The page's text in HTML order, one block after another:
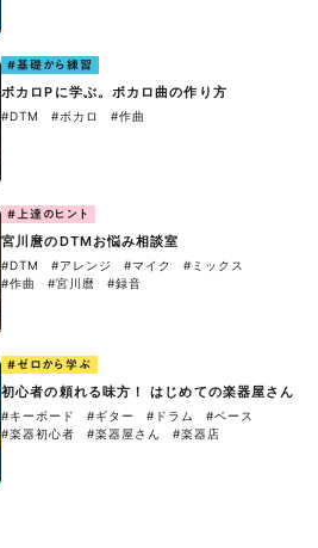
#基礎から練習
ボカロPに学ぶ。ボカロ曲の作り方
#DTM #ボカロ #作曲
#上達のヒント
宮川麿のDTMお悩み相談室
#DTM #アレンジ #マイク
#ミックス
#作曲
#宮川麿 #録音
#ゼロから学ぶ
初心者の頼れる味方！ はじめての楽器屋さん
#キーボード #ギター #ドラム
#ベース
#楽器初心者
#楽器屋さん #楽器店